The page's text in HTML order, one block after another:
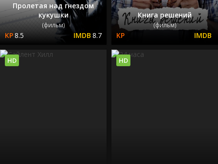
Пролетая над гнездом
кукушки
(фильм)
8.5 8.7
Книга решений
(фильм)
HD HD